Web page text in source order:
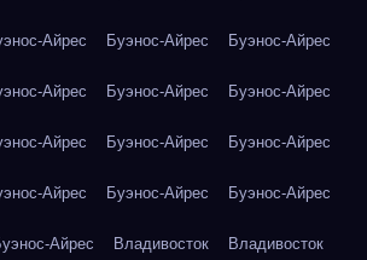
Айрес Буэнос-Айрес Буэнос-Айрес
Айрес Буэнос-Айрес Буэнос-Айрес
Айрес Буэнос-Айрес Буэнос-Айрес
Айрес Буэнос-Айрес Буэнос-Айрес
Айрес Владивосток Владивосток